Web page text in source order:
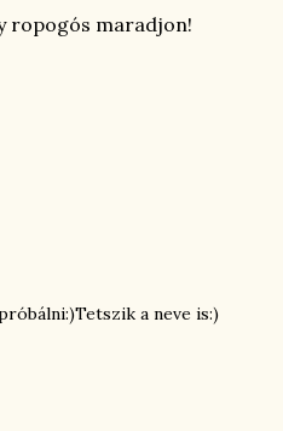
ropogós maradjon!
a neve is:)